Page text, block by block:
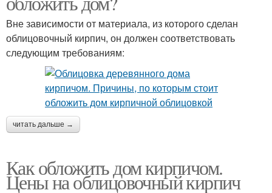
Вне зависимости от материала, из которого сделан
облицовочный кирпич, он должен соответствовать
следующим требованиям:
читать дальше →
Как обложить дом кирпичом.
Цены на облицовочный кирпич